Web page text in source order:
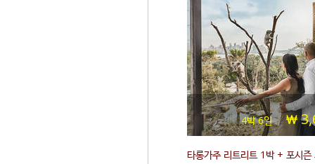
4박 6일
타롱가주 리트리트 1박 + 포시즌